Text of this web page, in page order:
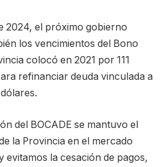
2024, el próximo gobierno
los vencimientos del Bono
colocó en 2021 por 111
refinanciar deuda vinculada a
del BOCADE se mantuvo el
la Provincia en el mercado
evitamos la cesación de pagos,